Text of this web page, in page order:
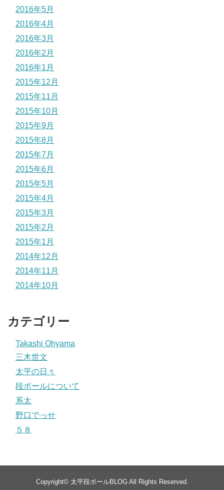
2016年5月
2016年4月
2016年3月
2016年2月
2016年1月
2015年12月
2015年11月
2015年10月
2015年9月
2015年8月
2015年7月
2015年6月
2015年5月
2015年4月
2015年3月
2015年2月
2015年1月
2014年12月
2014年11月
2014年10月
カテゴリー
Takashi Ohyama
三木世文
太平の日々
段ボールについて
系太
野口でっせ
５８
Copyright© 太平段ボールBLOGAll Rights Reserved.